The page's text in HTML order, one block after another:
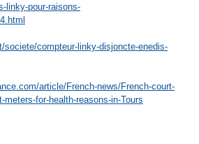
linky-pour-raisons-
societe/compteur-linky-disjoncte-enedis-
article/French-news/French-court-
for-health-reasons-in-Tours